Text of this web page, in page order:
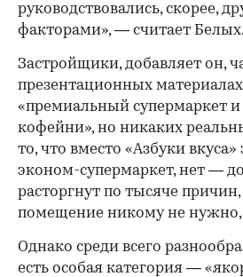
руководствовались, скорее,
факторами», — считает Белых.
Застройщики, добавляет он,
презентационных
«премиальный супермаркет
кофейни», но никаких
то, что вместо «Азбуки вкуса»
эконом-супермаркет, нет —
расторгнут по тысяче причин,
помещение никому не нужно,
Однако среди всего
есть особая категория —